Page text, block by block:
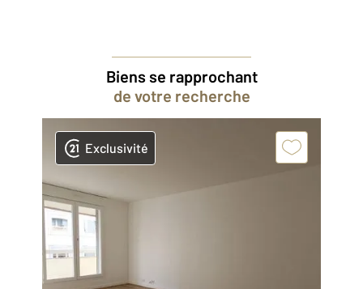
Biens se rapprochant
de votre recherche
Exclusivité